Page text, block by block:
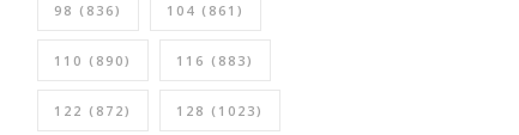
98 (836) 104 (861)
110 (890) 116 (883)
122 (872) 128 (1023)